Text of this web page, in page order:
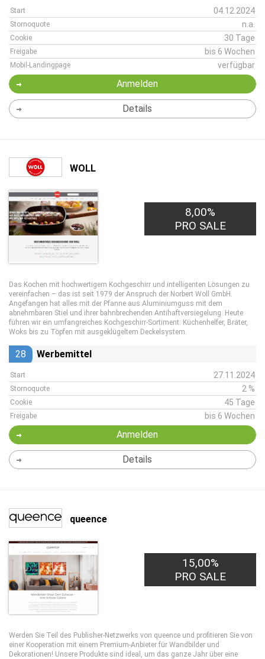
Start 04.12.2024
Stornoquote n.a.
Cookie 30 Tage
Freigabe bis 6 Wochen
Mobil-Landingpage verfügbar
Anmelden
Details
WOLL
8,00%
PRO SALE
Das Kochen mit hochwertigem Kochgeschirr und intelligenten Lösungen zu
vereinfachen – das ist seit 1979 der Anspruch der Norbert Woll GmbH.
Angefangen hat alles mit der Pfanne aus Aluminiumguss mit dem
abnehmbaren Stiel und ihrer bahnbrechenden Antihaftversiegelung. Heute
führen wir ein umfangreiches Kochgeschirr-Sortiment: Küchenhelfer, Bräter,
Woks bis zu Töpfen mit ausgeklügeltem Deckelsystem.
28 Werbemittel
Start 27.11.2024
Stornoquote 2 %
Cookie 45 Tage
Freigabe bis 6 Wochen
Anmelden
Details
queence
15,00%
PRO SALE
Werden Sie Teil des Publisher-Netzwerks von queence und profitieren Sie von
einer Kooperation mit einem Premium-Anbieter für Wandbilder und
Dekorationen! Unsere Produkte sind ideal, um das ganze Jahr über eine